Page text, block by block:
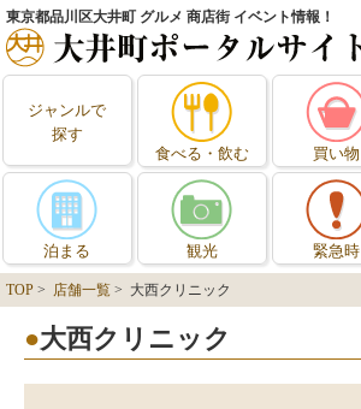
東京都品川区大井町 グルメ 商店街 イベント情報！
ジャンルで
探す
食べる・飲む
買い物
泊まる 観光 緊急時
TOP > 店舗一覧 > 大西クリニック
大西クリニック